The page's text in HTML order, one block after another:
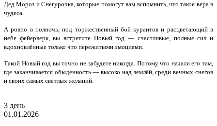
Дед Мороз и Снегурочка, которые помогут вам вспомнить, что такое вера в
чудеса.
А ровно в полночь, под торжественный бой курантов и расцветающий в
небе фейерверк, вы встретите Новый год — счастливые, полные сил и
вдохновлённые только что пережитыми эмоциями.
Такой Новый год вы точно не забудете никогда. Потому что начали его там,
где заканчивается обыденность — высоко над землёй, среди вечных снегов
и своих самых светлых желаний.
3 день
01.01.2026